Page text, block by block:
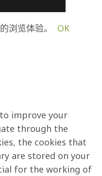
浏览体验。 OK
improve your
through the
the cookies that
are stored on your
for the working of